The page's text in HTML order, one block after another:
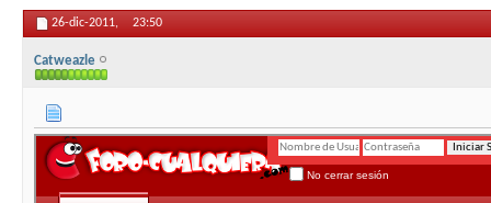
26-dic-2011, 23:50
Catweazle